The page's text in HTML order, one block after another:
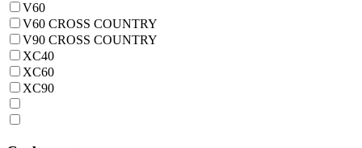
V60
V60 CROSS COUNTRY
V90 CROSS COUNTRY
XC40
XC60
XC90